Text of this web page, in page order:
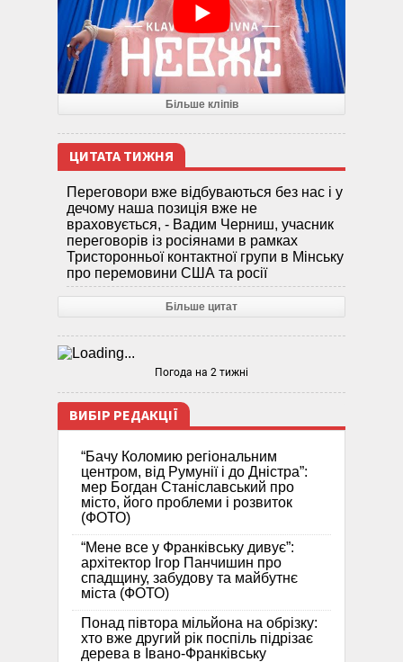
Більше кліпів
ЦИТАТА ТИЖНЯ
Переговори вже відбуваються без нас і у
дечому наша позиція вже не
враховується, - Вадим Черниш, учасник
переговорів із росіянами в рамках
Тристоронньої контактної групи в Мінську
про перемовини США та росії
Більше цитат
Погода на 2 тижні
ВИБІР РЕДАКЦІЇ
“Бачу Коломию регіональним
центром, від Румунії і до Дністра”:
мер Богдан Станіславський про
місто, його проблеми і розвиток
(ФОТО)
“Мене все у Франківську дивує”:
архітектор Ігор Панчишин про
спадщину, забудову та майбутнє
міста (ФОТО)
Понад півтора мільйона на обрізку:
хто вже другий рік поспіль підрізає
дерева в Івано-Франківську